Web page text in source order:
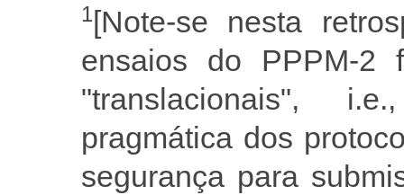
1[Note-se nesta
ensaios do PPPM-2
"translacionais",
pragmática dos
segurança para